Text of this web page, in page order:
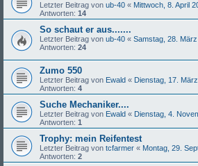
Letzter Beitrag von ub-40 « Mittwoch, 8. April
Antworten: 14
So schaut er aus.......
Letzter Beitrag von ub-40 « Samstag, 28.
Antworten: 24
Zumo 550
Letzter Beitrag von Ewald « Dienstag, 17.
Antworten: 4
Suche Mechaniker....
Letzter Beitrag von Ewald « Dienstag, 4.
Antworten: 1
Trophy: mein Reifentest
Letzter Beitrag von tcfarmer « Montag, 29.
Antworten: 2